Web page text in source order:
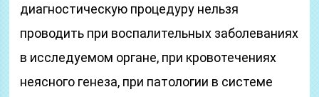
диагностическую процедуру нельзя
проводить при воспалительных заболеваниях
в исследуемом органе, при кровотечениях
неясного генеза, при патологии в системе